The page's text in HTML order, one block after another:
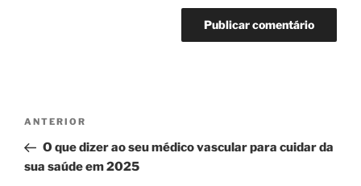
Navegação
artigos
Conteúdo
anterior
ANTERIOR
O que dizer ao seu médico vascular para cuidar da
sua saúde em 2025